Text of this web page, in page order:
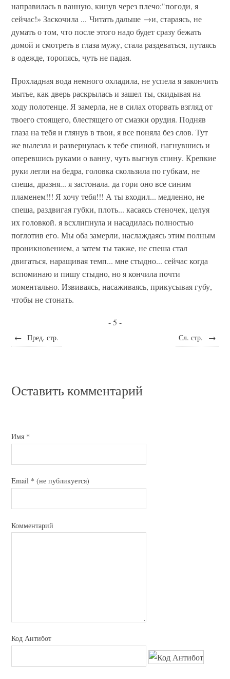
направилась в ванную, кинув через плечо:"погоди, я
сейчас!» Заскочила ... Читать дальше →и, стараясь, не
думать о том, что после этого надо будет сразу бежать
домой и смотреть в глаза мужу, стала раздеваться, путаясь
в одежде, торопясь, чуть не падая.
Прохладная вода немного охладила, не успела я закончить
мытье, как дверь раскрылась и зашел ты, скидывая на
ходу полотенце. Я замерла, не в силах оторвать взгляд от
твоего стоящего, блестящего от смазки орудия. Подняв
глаза на тебя и глянув в твои, я все поняла без слов. Тут
же вылезла и развернулась к тебе спиной, нагнувшись и
оперевшись руками о ванну, чуть выгнув спину. Крепкие
руки легли на бедра, головка скользила по губкам, не
спеша, дразня... я застонала. да гори оно все синим
пламенем!!! Я хочу тебя!!! А ты входил... медленно, не
спеша, раздвигая губки, плоть... касаясь стеночек, целуя
их головкой. я всхлипнула и насадилась полностью
поглотив его. Мы оба замерли, наслаждаясь этим полным
проникновением, а затем ты также, не спеша стал
двигаться, наращивая темп... мне стыдно... сейчас когда
вспоминаю и пишу стыдно, но я кончила почти
моментально. Извиваясь, насаживаясь, прикусывая губу,
чтобы не стонать.
- 5 -
← Пред. стр. Сл. стр. →
Оставить комментарий
Имя *
Email * (не публикуется)
Комментарий
Код Антибот